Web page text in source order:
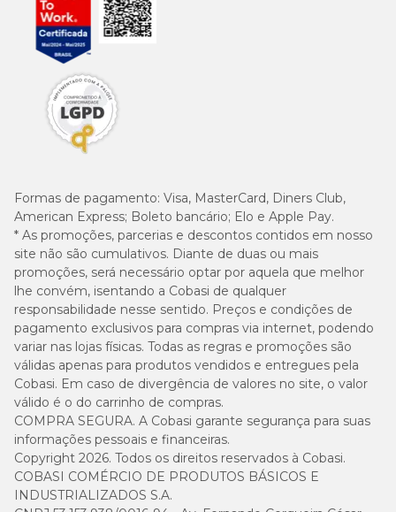
Formas de pagamento: Visa, MasterCard, Diners Club,
American Express; Boleto bancário; Elo e Apple Pay.
* As promoções, parcerias e descontos contidos em nosso
site não são cumulativos. Diante de duas ou mais
promoções, será necessário optar por aquela que melhor
lhe convém, isentando a Cobasi de qualquer
responsabilidade nesse sentido. Preços e condições de
pagamento exclusivos para compras via internet, podendo
variar nas lojas físicas. Todas as regras e promoções são
válidas apenas para produtos vendidos e entregues pela
Cobasi. Em caso de divergência de valores no site, o valor
válido é o do carrinho de compras.
COMPRA SEGURA. A Cobasi garante segurança para suas
informações pessoais e financeiras.
Copyright 2026. Todos os direitos reservados à Cobasi.
COBASI COMÉRCIO DE PRODUTOS BÁSICOS E
INDUSTRIALIZADOS S.A.